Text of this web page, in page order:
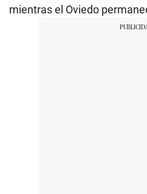
mientras el Oviedo